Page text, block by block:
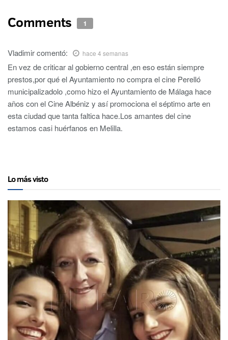
Comments 1
Vladimircomentó: hace 4 semanas
En vez de criticar al gobierno central ,en eso están siempre
prestos,por qué el Ayuntamiento no compra el cine Perelló
municipalizadolo ,como hizo el Ayuntamiento de Málaga hace
años con el Cine Albéniz y así promociona el séptimo arte en
esta ciudad que tanta faltica hace.Los amantes del cine
estamos casi huérfanos en Melilla.
Lo más visto